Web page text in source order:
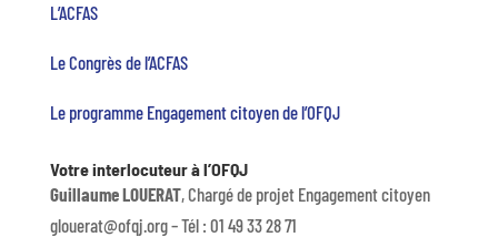
L’ACFAS
Le Congrès de l’ACFAS
Le programme Engagement citoyen de l’OFQJ
Votre interlocuteur à l’OFQJ
Guillaume LOUERAT, Chargé de projet Engagement citoyen
glouerat@ofqj.org – Tél : 01 49 33 28 71